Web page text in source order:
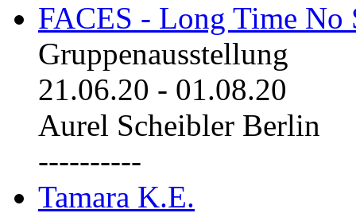
FACES - Long Time No
Gruppenausstellung
21.06.20 - 01.08.20
Aurel Scheibler Berlin
----------
Tamara K.E.